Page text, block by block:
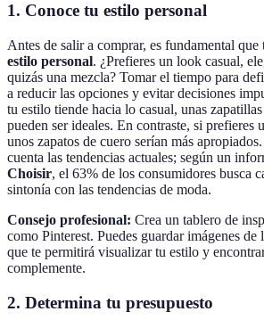
1. Conoce tu estilo personal
Antes de salir a comprar, es fundamental que
estilo personal. ¿Prefieres un look casual,
quizás una mezcla? Tomar el tiempo para
a reducir las opciones y evitar decisiones
tu estilo tiende hacia lo casual, unas
pueden ser ideales. En contraste, si prefieres
unos zapatos de cuero serían más
cuenta las tendencias actuales; según un
Choisir, el 63% de los consumidores busca
sintonía con las tendencias de moda.
Consejo profesional: Crea un tablero de
como Pinterest. Puedes guardar imágenes
que te permitirá visualizar tu estilo y
complemente.
2. Determina tu presupuesto